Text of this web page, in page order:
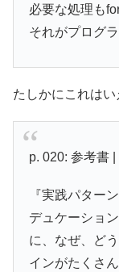
必要な処理も
それがプログ
たしかにこれはい
p. 020: 参考書
『実践パター
デュケーショ
に、なぜ、ど
インがたくさ